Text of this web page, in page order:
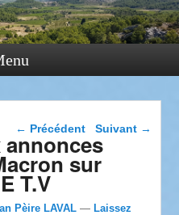
Navigation dans les
← Précédent Suivant →
annonces
sur
T.V
Pèire LAVAL —Laissez